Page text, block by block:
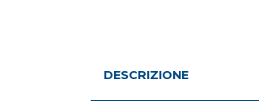
DESCRIZIONE